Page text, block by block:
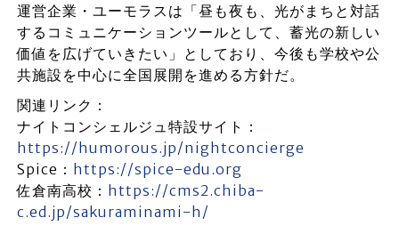
運営企業・ユーモラスは「昼も夜も、光がまちと対話
するコミュニケーションツールとして、蓄光の新しい
価値を広げていきたい」としており、今後も学校や公
共施設を中心に全国展開を進める方針だ。
関連リンク：
ナイトコンシェルジュ特設サイト：
https://humorous.jp/nightconcierge
Spice： https://spice-edu.org
佐倉南高校： https://cms2.chiba-
c.ed.jp/sakuraminami-h/